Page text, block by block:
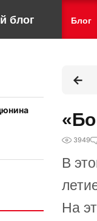
блог Блог
3949
В
На